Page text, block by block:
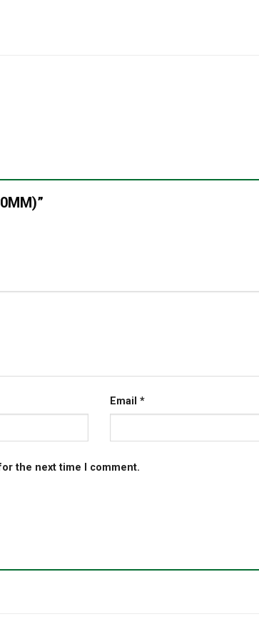
Email *
the next time I comment.